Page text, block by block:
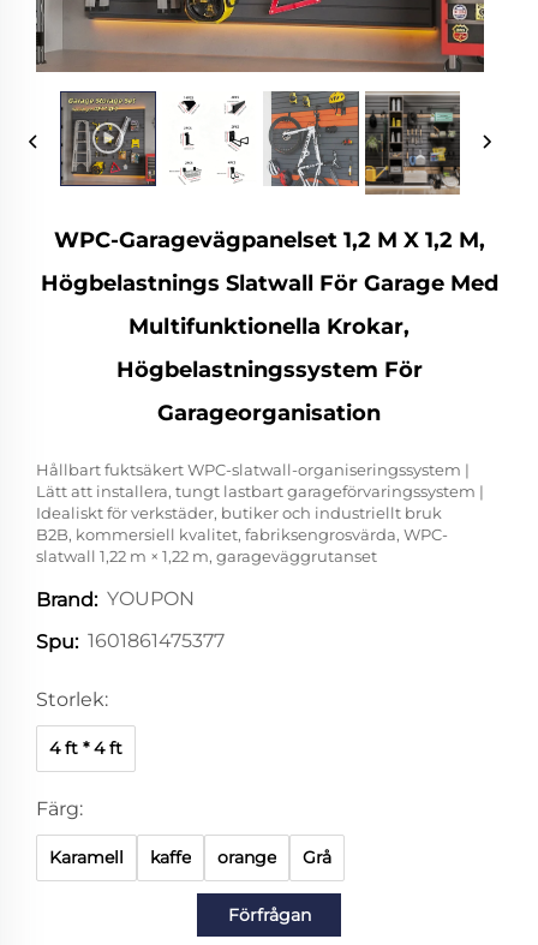
WPC-Garagevägpanelset 1,2 M X 1,2 M,
Högbelastnings Slatwall För Garage Med
Multifunktionella Krokar,
Högbelastningssystem För
Garageorganisation
Hållbart fuktsäkert WPC-slatwall-organiseringssystem |
Lätt att installera, tungt lastbart garageförvaringssystem |
Idealiskt för verkstäder, butiker och industriellt bruk
B2B, kommersiell kvalitet, fabriksengrosvärda, WPC-
slatwall 1,22 m × 1,22 m, garageväggrutanset
Brand: YOUPON
Spu: 1601861475377
Storlek:
4 ft * 4 ft
Färg:
Karamell kaffe orange Grå
Förfrågan